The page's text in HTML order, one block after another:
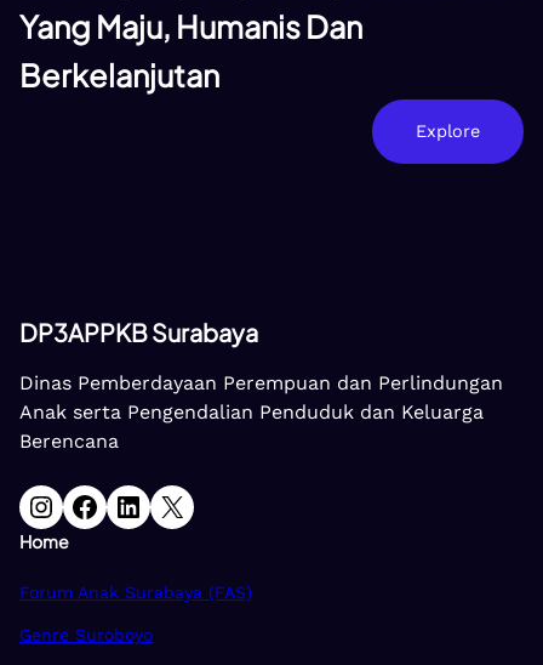
Yang Maju, Humanis Dan
Berkelanjutan
Explore
DP3APPKB Surabaya
Dinas Pemberdayaan Perempuan dan Perlindungan
Anak serta Pengendalian Penduduk dan Keluarga
Berencana
Instagram Facebook LinkedIn X
Home
Forum Anak Surabaya (FAS)
Genre Suroboyo